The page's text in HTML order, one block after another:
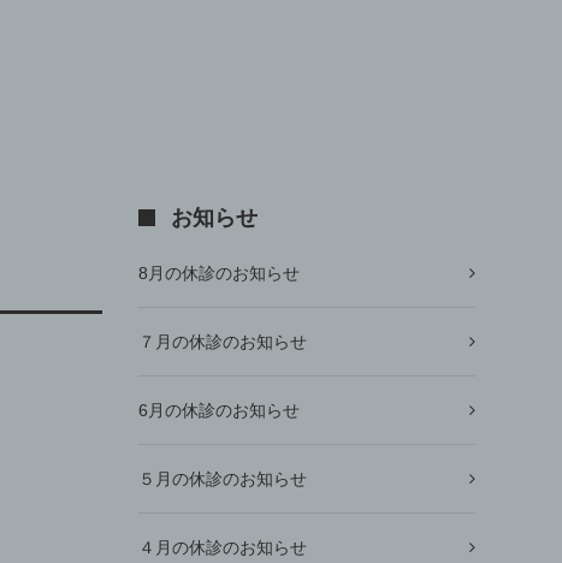
お知らせ
8月の休診のお知らせ
７月の休診のお知らせ
6月の休診のお知らせ
５月の休診のお知らせ
４月の休診のお知らせ